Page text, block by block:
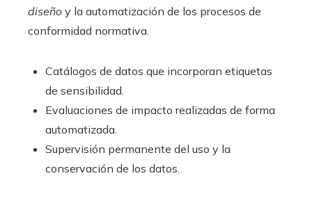
diseño y la automatización de los procesos de
conformidad normativa.
Catálogos de datos que incorporan etiquetas
de sensibilidad.
Evaluaciones de impacto realizadas de forma
automatizada.
Supervisión permanente del uso y la
conservación de los datos.